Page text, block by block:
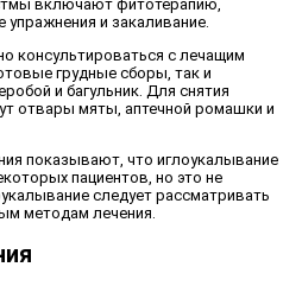
включают фитотерапию,
и закаливание.
консультироваться с лечащим
грудные сборы, так и
и багульник. Для снятия
отвары мяты, аптечной ромашки и
показывают, что иглоукалывание
пациентов, но это не
следует рассматривать
методам лечения.